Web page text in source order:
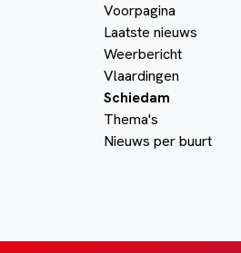
Voorpagina
Laatste nieuws
Weerbericht
Vlaardingen
Schiedam
Thema's
Nieuws per buurt